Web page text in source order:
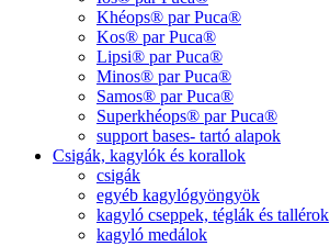
Khéops® par Puca®
Kos® par Puca®
Lipsi® par Puca®
Minos® par Puca®
Samos® par Puca®
Superkhéops® par Puca®
support bases- tartó alapok
Csigák, kagylók és korallok
csigák
egyéb kagylógyöngyök
kagyló cseppek, téglák és tallérok
kagyló medálok